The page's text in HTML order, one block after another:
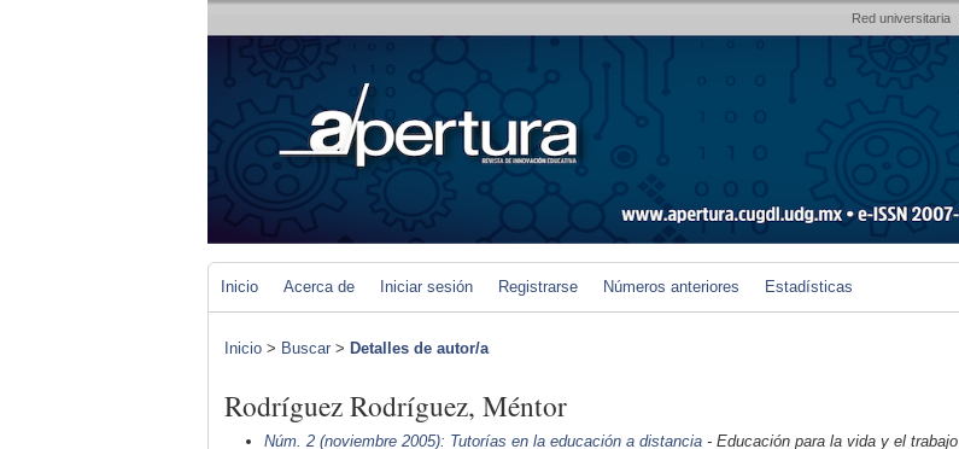
Red universitaria
Inicio Acerca de Iniciar sesión Registrarse Números anteriores Estadísticas
Inicio > Buscar > Detalles de autor/a
Rodríguez Rodríguez, Méntor
Núm. 2 (noviembre 2005): Tutorías en la educación a distancia- Educación para la vida y el trabajo